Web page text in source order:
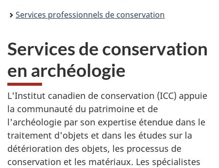
Services professionnels de conservation
Services de conservation
en archéologie
L'Institut canadien de conservation (ICC) appuie
la communauté du patrimoine et de
l'archéologie par son expertise étendue dans le
traitement d'objets et dans les études sur la
détérioration des objets, les processus de
conservation et les matériaux. Les spécialistes